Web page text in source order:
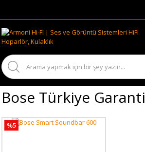
Bose Türkiye Garanti
%5